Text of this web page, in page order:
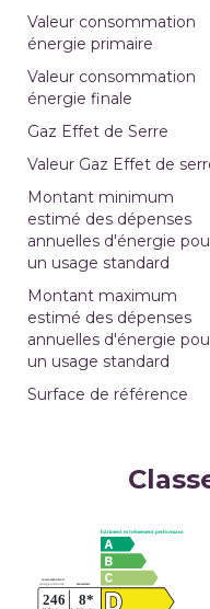
Valeur consommation
énergie primaire
Valeur consommation
énergie finale
Gaz Effet de Serre
Valeur Gaz Effet de
Montant minimum
estimé des dépenses
annuelles d'énergie
un usage standard
Montant maximum
estimé des dépenses
annuelles d'énergie
un usage standard
Surface de référence